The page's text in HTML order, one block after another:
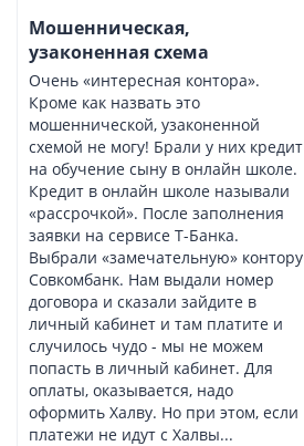
Мошенническая,
узаконенная схема
Очень «интересная контора».
Кроме как назвать это
мошеннической, узаконенной
схемой не могу! Брали у них кредит
на обучение сыну в онлайн школе.
Кредит в онлайн школе называли
«рассрочкой». После заполнения
заявки на сервисе Т-Банка.
Выбрали «замечательную» контору
Совкомбанк. Нам выдали номер
договора и сказали зайдите в
личный кабинет и там платите и
случилось чудо - мы не можем
попасть в личный кабинет. Для
оплаты, оказывается, надо
оформить Халву. Но при этом, если
платежи не идут с Халвы...